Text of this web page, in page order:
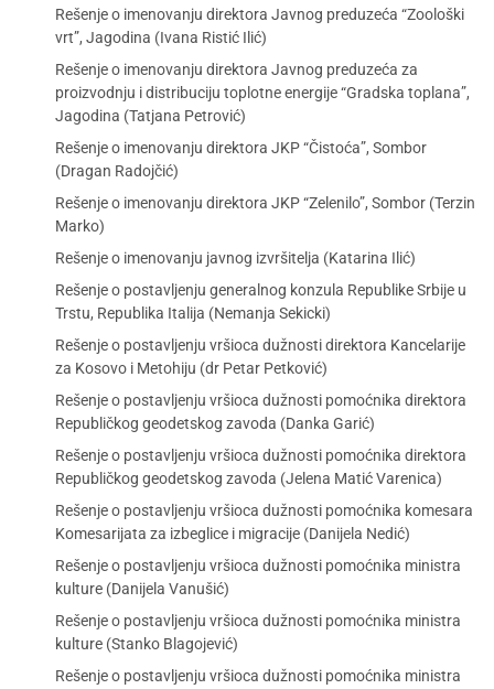
Rešenje o imenovanju direktora Javnog preduzeća “Zoološki
vrt”, Jagodina (Ivana Ristić Ilić)
Rešenje o imenovanju direktora Javnog preduzeća za
proizvodnju i distribuciju toplotne energije “Gradska toplana”,
Jagodina (Tatjana Petrović)
Rešenje o imenovanju direktora JKP “Čistoća”, Sombor
(Dragan Radojčić)
Rešenje o imenovanju direktora JKP “Zelenilo”, Sombor (Terzin
Marko)
Rešenje o imenovanju javnog izvršitelja (Katarina Ilić)
Rešenje o postavljenju generalnog konzula Republike Srbije u
Trstu, Republika Italija (Nemanja Sekicki)
Rešenje o postavljenju vršioca dužnosti direktora Kancelarije
za Kosovo i Metohiju (dr Petar Petković)
Rešenje o postavljenju vršioca dužnosti pomoćnika direktora
Republičkog geodetskog zavoda (Danka Garić)
Rešenje o postavljenju vršioca dužnosti pomoćnika direktora
Republičkog geodetskog zavoda (Jelena Matić Varenica)
Rešenje o postavljenju vršioca dužnosti pomoćnika komesara
Komesarijata za izbeglice i migracije (Danijela Nedić)
Rešenje o postavljenju vršioca dužnosti pomoćnika ministra
kulture (Danijela Vanušić)
Rešenje o postavljenju vršioca dužnosti pomoćnika ministra
kulture (Stanko Blagojević)
Rešenje o postavljenju vršioca dužnosti pomoćnika ministra